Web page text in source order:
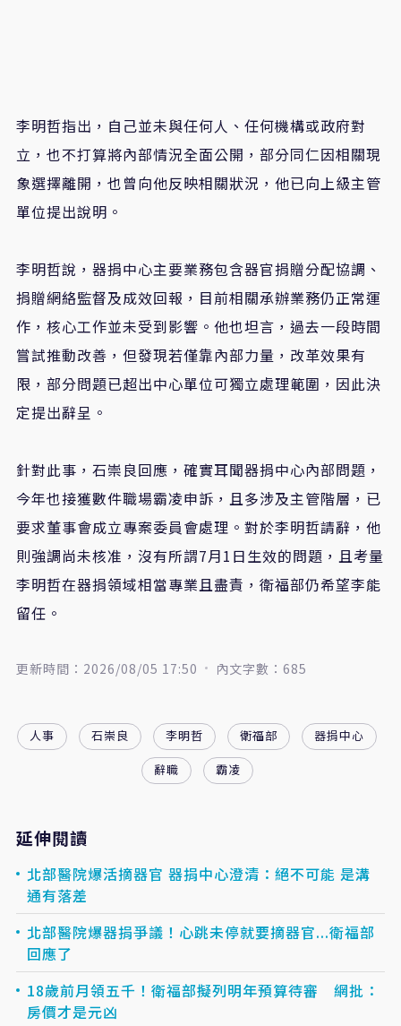
李明哲指出，自己並未與任何人、任何機構或政府對
立，也不打算將內部情況全面公開，部分同仁因相關現
象選擇離開，也曾向他反映相關狀況，他已向上級主管
單位提出說明。
李明哲說，器捐中心主要業務包含器官捐贈分配協調、
捐贈網絡監督及成效回報，目前相關承辦業務仍正常運
作，核心工作並未受到影響。他也坦言，過去一段時間
嘗試推動改善，但發現若僅靠內部力量，改革效果有
限，部分問題已超出中心單位可獨立處理範圍，因此決
定提出辭呈。
針對此事，石崇良回應，確實耳聞器捐中心內部問題，
今年也接獲數件職場霸凌申訴，且多涉及主管階層，已
要求董事會成立專案委員會處理。對於李明哲請辭，他
則強調尚未核准，沒有所謂7月1日生效的問題，且考量
李明哲在器捐領域相當專業且盡責，衛福部仍希望李能
留任。
更新時間：2026/08/05 17:50 內文字數：685
人事 石崇良 李明哲 衛福部
器捐中心
辭職
霸凌
延伸閱讀
北部醫院爆活摘器官 器捐中心澄清：絕不可能 是溝
通有落差
北部醫院爆器捐爭議！心跳未停就要摘器官...衛福部
回應了
18歲前月領五千！衛福部擬列明年預算待審 網批：
房價才是元凶